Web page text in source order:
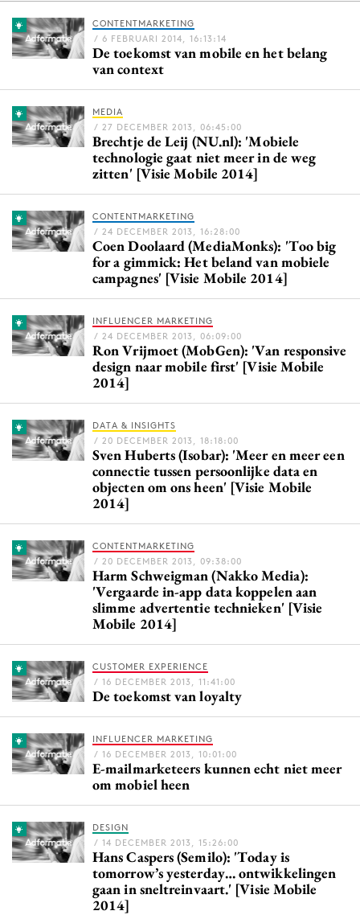
Menu
9 sept: GenAI-training
12 nov: MarketingLive!
Events
Opleidingen
Vacatures
Topics
Artificial Intelligence
Campagnes
Carriere
Contentmarketing
Customer Experience
Data & Insights
Design
Digital transformation
Gedragsverandering
Influencer marketing
Interne communicatie
Martech
Media
Merkstrategie
Programmatic
Purpose Marketing
Reputatie & crisis
CONTENTMARKETING
/ 6 FEBRUARI 2014, 16:13:14
De toekomst van mobile en het belang
van context
MEDIA
/ 27 DECEMBER 2013, 06:45:00
Brechtje de Leij (NU.nl): 'Mobiele
technologie gaat niet meer in de weg
zitten' [Visie Mobile 2014]
CONTENTMARKETING
/ 24 DECEMBER 2013, 16:28:00
Coen Doolaard (MediaMonks): 'Too big
for a gimmick: Het beland van mobiele
campagnes' [Visie Mobile 2014]
INFLUENCER MARKETING
/ 24 DECEMBER 2013, 06:09:00
Ron Vrijmoet (MobGen): 'Van responsive
design naar mobile first' [Visie Mobile
2014]
DATA & INSIGHTS
/ 20 DECEMBER 2013, 18:18:00
Sven Huberts (Isobar): 'Meer en meer een
connectie tussen persoonlijke data en
objecten om ons heen' [Visie Mobile
2014]
CONTENTMARKETING
/ 20 DECEMBER 2013, 09:38:00
Harm Schweigman (Nakko Media):
'Vergaarde in-app data koppelen aan
slimme advertentie technieken' [Visie
Mobile 2014]
CUSTOMER EXPERIENCE
/ 16 DECEMBER 2013, 11:41:00
De toekomst van loyalty
INFLUENCER MARKETING
/ 16 DECEMBER 2013, 10:01:00
E-mailmarketeers kunnen echt niet meer
om mobiel heen
DESIGN
/ 14 DECEMBER 2013, 15:26:00
Hans Caspers (Semilo): 'Today is
tomorrow’s yesterday… ontwikkelingen
gaan in sneltreinvaart.' [Visie Mobile
2014]